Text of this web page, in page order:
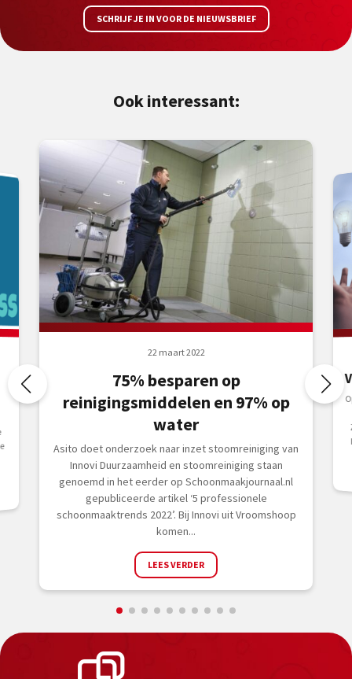
SCHRIJF JE IN VOOR DE NIEUWSBRIEF
Ook interessant:
22 maart 2022
75% besparen op
reinigingsmiddelen en 97% op
water
Asito doet onderzoek naar inzet stoomreiniging van
Innovi Duurzaamheid en stoomreiniging staan
genoemd in het eerder op Schoonmaakjournaal.nl
gepubliceerde artikel ‘5 professionele
schoonmaaktrends 2022’. Bij Innovi uit Vroomshoop
komen...
LEES VERDER